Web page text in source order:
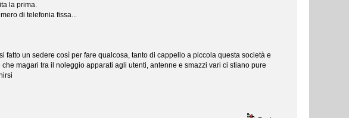
la prima.
di telefonia fissa...
un sedere così per fare qualcosa, tanto di cappello a piccola questa società e
magari tra il noleggio apparati agli utenti, antenne e smazzi vari ci stiano pure